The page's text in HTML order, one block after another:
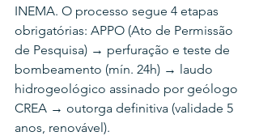
INEMA. O processo segue 4 etapas
obrigatórias: APPO (Ato de Permissão
de Pesquisa) → perfuração e teste de
bombeamento (mín. 24h) → laudo
hidrogeológico assinado por geólogo
CREA → outorga definitiva (validade 5
anos, renovável).